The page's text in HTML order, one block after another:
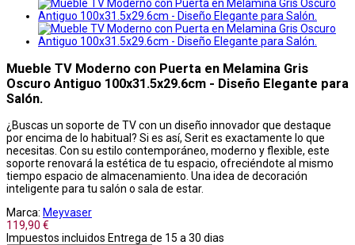
Mueble TV Moderno con Puerta en Melamina Gris
Oscuro Antiguo 100x31.5x29.6cm - Diseño Elegante para
Salón.
¿Buscas un soporte de TV con un diseño innovador que destaque
por encima de lo habitual? Si es así, Serit es exactamente lo que
necesitas. Con su estilo contemporáneo, moderno y flexible, este
soporte renovará la estética de tu espacio, ofreciéndote al mismo
tiempo espacio de almacenamiento. Una idea de decoración
inteligente para tu salón o sala de estar.
Marca: Meyvaser
119,90 €
Impuestos incluidos Entrega de 15 a 30 dias